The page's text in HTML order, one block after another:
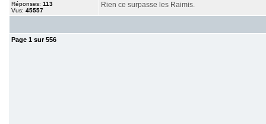
Réponses: 113
Vus: 45557
Rien ce surpasse les Raimis.
Page 1 sur556